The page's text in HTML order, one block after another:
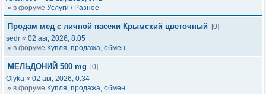
» в форуме Услуги / Разное
Продам мед с личной пасеки Крымский цветочный
[0]
sedr « 02 авг, 2026, 8:05
» в форуме Купля, продажа, обмен
МЕЛЬДОНИЙ 500 mg
[0]
Olyka « 02 авг, 2026, 0:34
» в форуме Купля, продажа, обмен